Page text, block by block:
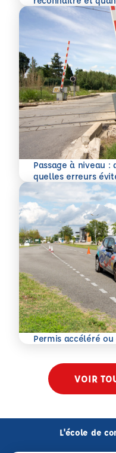
Passage à niveau
quelles erreurs
En savoir plus
Permis accéléré
En savoir plus
VOIR
L'école de